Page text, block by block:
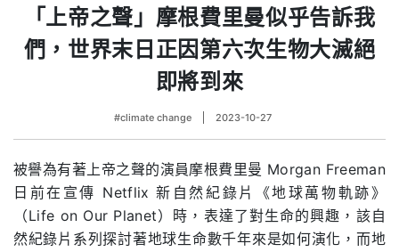
「上帝之聲」摩根費里曼似乎告訴我
們，世界末日正因第六次生物大滅絕
即將到來
#climate change 2023-10-27
被譽為有著上帝之聲的演員摩根費里曼 Morgan Freeman
日前在宣傳 Netflix 新自然紀錄片《地球萬物軌跡》
（Life on Our Planet）時，表達了對生命的興趣，該自
然紀錄片系列探討著地球生命數千年來是如何演化，而地